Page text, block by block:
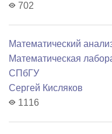
702
Математический
Математичеcкая
СПбГУ
Сергей Кисляков
1116